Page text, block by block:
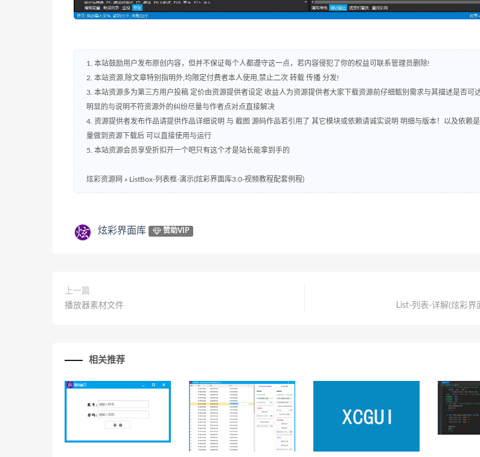
1. 本站鼓励用户发布原创内容，但并不保证每个人都遵守这一点，若内容侵犯了你的权益可联系管理员删除!
2. 本站资源,除文章特别指明外,均限定付费者本人使用,禁止二次 转载 传播 分发!
3. 本站资源多为第三方用户投稿 定价由资源提供者设定 收益人为资源提供者大家下载资源前仔细甄别需求与其描述是否可
明显的与说明不符资源外的纠纷尽量与作者点对点直接解决
4. 资源提供者发布作品请提供作品详细说明 与 截图 源码作品若引用了 其它模块或依赖请诚实说明 明细与版本！以及依赖
量做到资源下载后 可以直接使用与运行
5. 本站资源会员享受折扣开一个吧只有这个才是站长能拿到手的
炫彩资源网 » ListBox-列表框-演示(炫彩界面库3.0-视频教程配套例程)
炫彩界面库 赞助VIP
上一篇
播放器素材文件
List-列表-详解(炫彩界
相关推荐